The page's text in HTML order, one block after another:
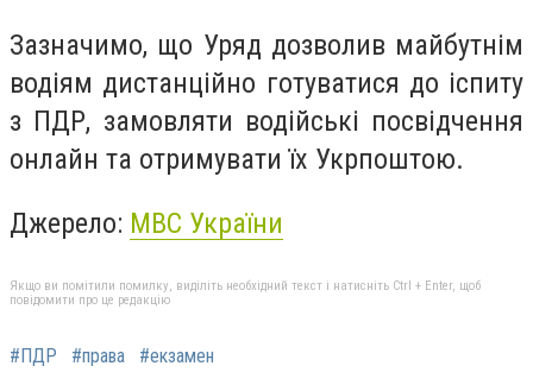
Зазначимо, що Уряд дозволив майбутнім
водіям дистанційно готуватися до іспиту
з ПДР, замовляти водійські посвідчення
онлайн та отримувати їх Укрпоштою.
Джерело: МВС України
Якщо ви помітили помилку, виділіть необхідний текст і натисніть Ctrl + Enter, щоб
повідомити про це редакцію
#ПДР #права #екзамен